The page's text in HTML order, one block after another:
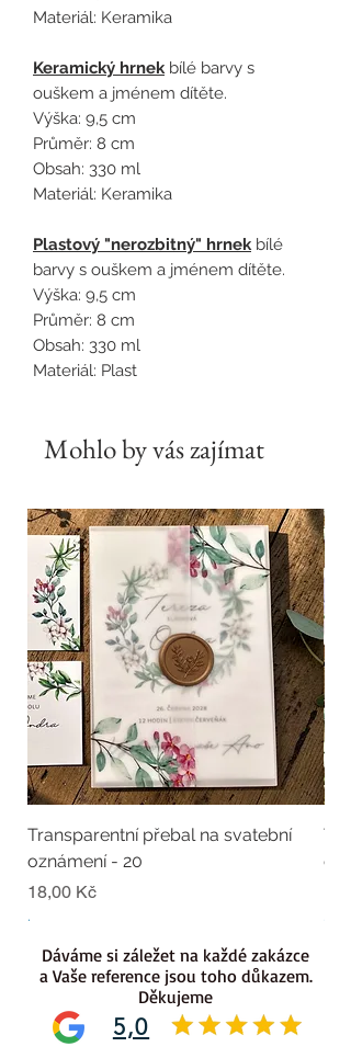
Materiál: Keramika
Keramický hrnekbílé barvy s
ouškem a jménem dítěte.
Výška: 9,5 cm
Průměr: 8 cm
Obsah: 330 ml
Materiál: Keramika
Plastový "nerozbitný" hrnekbílé
barvy s ouškem a jménem dítěte.
Výška: 9,5 cm
Průměr: 8 cm
Obsah: 330 ml
Materiál: Plast
Mohlo by vás zajímat
Transparentní přebal na svatební
oznámení - 20
Cena
18,00 Kč
.
5,0
Dáváme si záležet na každé zakázce
a Vaše reference jsou toho důkazem.
Děkujeme